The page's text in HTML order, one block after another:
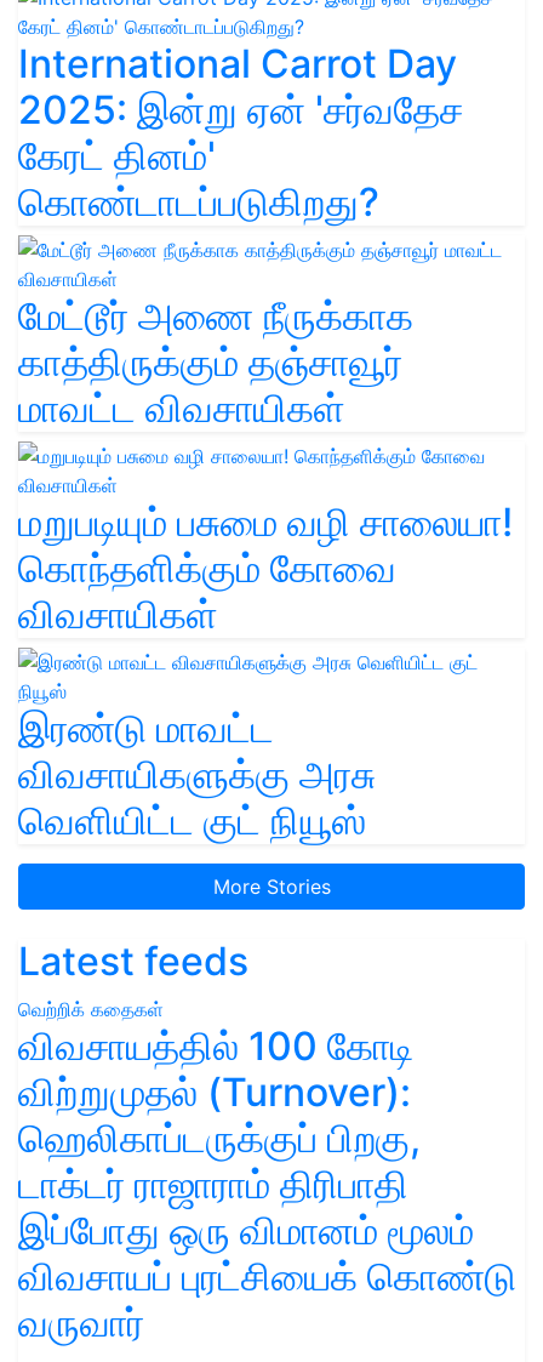
International Carrot Day
2025: இன்று ஏன் 'சர்வதேச
கேரட் தினம்'
கொண்டாடப்படுகிறது?
மேட்டூர் அணை நீருக்காக
காத்திருக்கும் தஞ்சாவூர்
மாவட்ட விவசாயிகள்
மறுபடியும் பசுமை வழி சாலையா!
கொந்தளிக்கும் கோவை
விவசாயிகள்
இரண்டு மாவட்ட
விவசாயிகளுக்கு அரசு
வெளியிட்ட குட் நியூஸ்
More Stories
Latest feeds
வெற்றிக் கதைகள்
விவசாயத்தில் 100 கோடி
விற்றுமுதல் (Turnover):
ஹெலிகாப்டருக்குப் பிறகு,
டாக்டர் ராஜாராம் திரிபாதி
இப்போது ஒரு விமானம் மூலம்
விவசாயப் புரட்சியைக் கொண்டு
வருவார்